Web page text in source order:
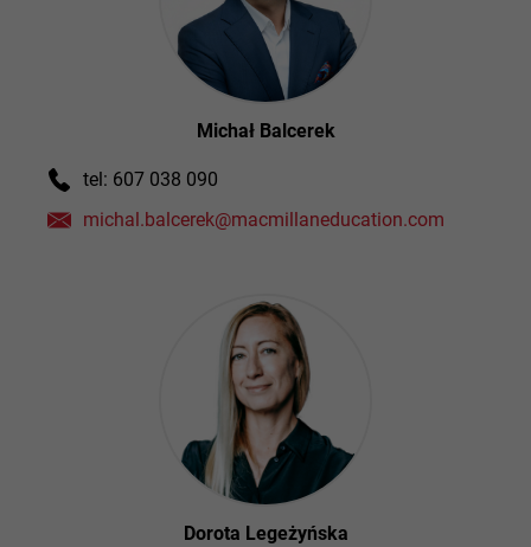
Michał Balcerek
tel: 607 038 090
michal.balcerek@macmillaneducation.com
Dorota Legeżyńska